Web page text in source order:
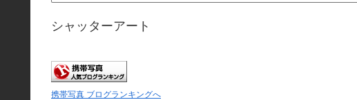
シャッターアート
携帯写真 ブログランキングへ